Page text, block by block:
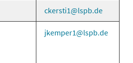
ckersti1 lspb de
jkemper1 lspb de